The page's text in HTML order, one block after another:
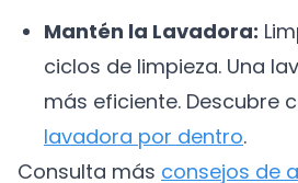
Mantén la Lavadora:
ciclos de limpieza. Una
más eficiente. Descubre
lavadora por dentro.
Consulta más consejos de